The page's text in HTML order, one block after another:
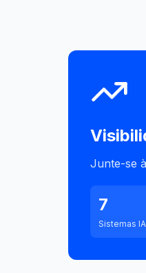
Junte-se
7
Sistemas IA